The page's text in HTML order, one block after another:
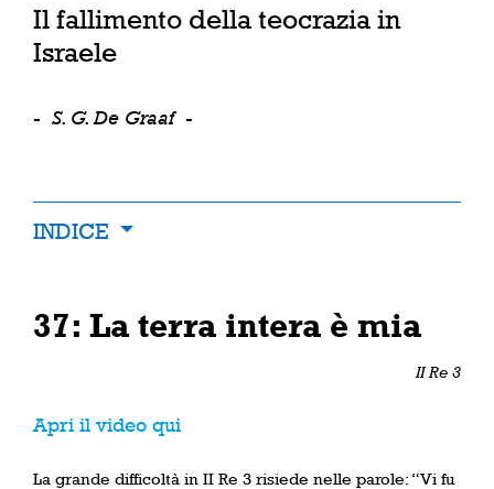
Il fallimento della teocrazia in
Israele
- S. G. De Graaf -
INDICE
37: La terra intera è mia
II Re 3
Apri il video qui
La grande difficoltà in II Re 3 risiede nelle parole: “Vi fu